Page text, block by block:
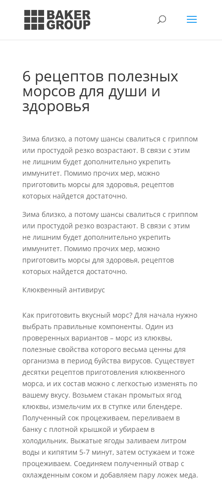
6 рецептов полезных
морсов для души и
здоровья
Зима близко, а потому шансы свалиться с гриппом
или простудой резко возрастают. В связи с этим
не лишним будет дополнительно укрепить
иммунитет. Помимо прочих мер, можно
приготовить морсы для здоровья, рецептов
которых найдется достаточно.
Зима близко, а потому шансы свалиться с гриппом
или простудой резко возрастают. В связи с этим
не лишним будет дополнительно укрепить
иммунитет. Помимо прочих мер, можно
приготовить морсы для здоровья, рецептов
которых найдется достаточно.
Клюквенный антивирус
Как приготовить вкусный морс? Для начала нужно
выбрать правильные компоненты. Один из
проверенных вариантов – морс из клюквы,
полезные свойства которого весьма ценны для
организма в период буйства вирусов. Существует
десятки рецептов приготовления клюквенного
морса, и их состав можно с легкостью изменять по
вашему вкусу. Возьмем стакан промытых ягод
клюквы, измельчим их в ступке или блендере.
Полученный сок процеживаем, переливаем в
банку с плотной крышкой и убираем в
холодильник. Выжатые ягоды заливаем литром
воды и кипятим 5-7 минут, затем остужаем и тоже
процеживаем. Соединяем полученный отвар с
охлажденным соком и добавляем пару ложек меда.